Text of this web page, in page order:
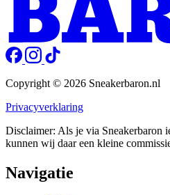
Copyright © 2026 Sneakerbaron.nl
Privacyverklaring
Disclaimer: Als je via Sneakerbaron
kunnen wij daar een kleine
Navigatie